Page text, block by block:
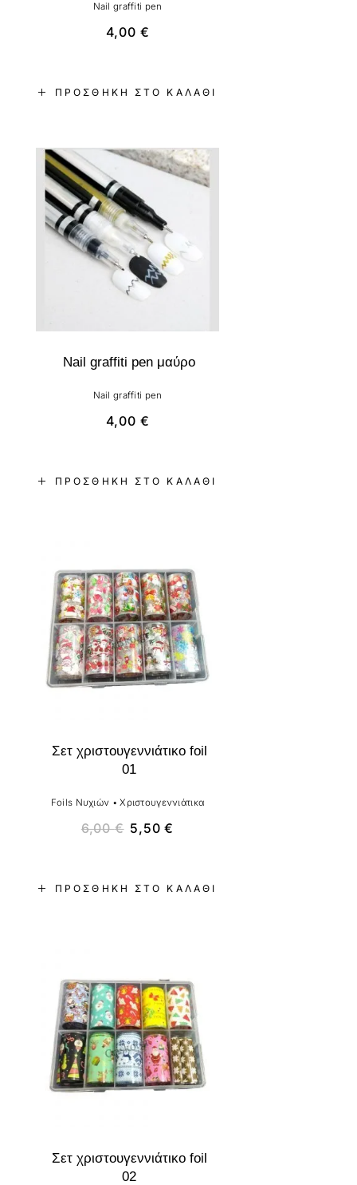
ΠΡΟΣΘΉΚΗ ΣΤΟ ΚΑΛΆΘΙ
Nail graffiti pen
4,00 €
ΠΡΟΣΘΉΚΗ ΣΤΟ ΚΑΛΆΘΙ
Nail graffiti pen μαύρο
Nail graffiti pen
4,00 €
ΠΡΟΣΘΉΚΗ ΣΤΟ ΚΑΛΆΘΙ
Σετ χριστουγεννιάτικο foil
01
Foils Νυχιών •Χριστουγεννιάτικα
6,00€ 5,50€
Σετ χριστουγεννιάτικο foil
02